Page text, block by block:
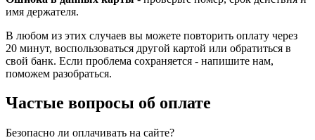
имя держателя.
В любом из этих случаев вы можете повторить оплату через
20 минут, воспользоваться другой картой или обратиться в
свой банк. Если проблема сохраняется - напишите нам,
поможем разобраться.
Частые вопросы об оплате
Безопасно ли оплачивать на сайте?